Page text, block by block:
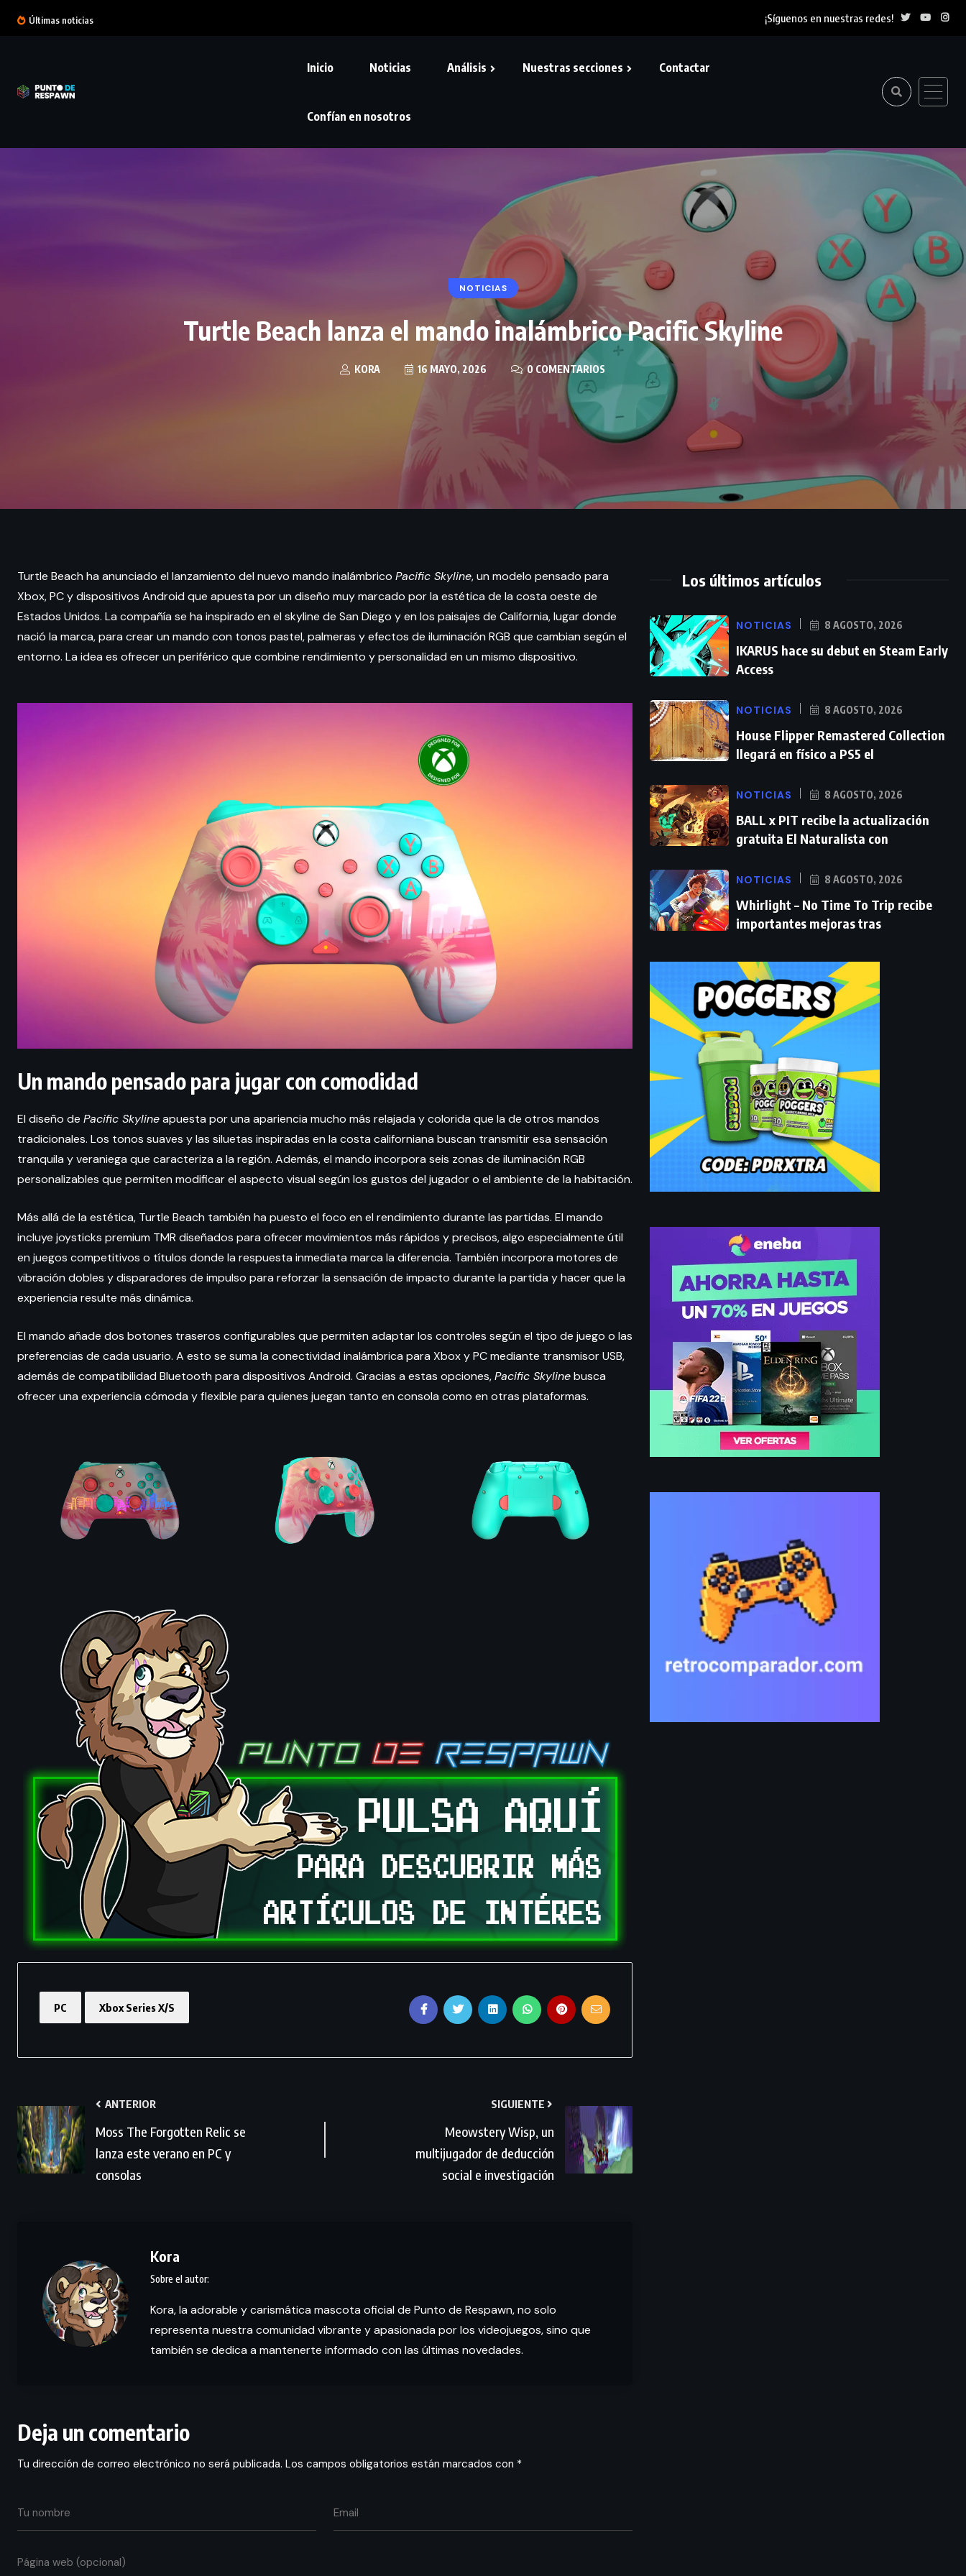
Últimas noticias ¡Síguenos en nuestras redes!
Inicio Noticias Análisis Nuestras secciones Contactar
Confían en nosotros
NOTICIAS
Turtle Beach lanza el mando inalámbrico Pacific Skyline
KORA 16 MAYO, 2026 0 COMENTARIOS
Turtle Beach ha anunciado el lanzamiento del nuevo mando inalámbrico Pacific Skyline, un modelo pensado para
Xbox, PC y dispositivos Android que apuesta por un diseño muy marcado por la estética de la costa oeste de
Estados Unidos. La compañía se ha inspirado en el skyline de San Diego y en los paisajes de California, lugar donde
nació la marca, para crear un mando con tonos pastel, palmeras y efectos de iluminación RGB que cambian según el
entorno. La idea es ofrecer un periférico que combine rendimiento y personalidad en un mismo dispositivo.
Un mando pensado para jugar con comodidad
El diseño de Pacific Skylineapuesta por una apariencia mucho más relajada y colorida que la de otros mandos
tradicionales. Los tonos suaves y las siluetas inspiradas en la costa californiana buscan transmitir esa sensación
tranquila y veraniega que caracteriza a la región. Además, el mando incorpora seis zonas de iluminación RGB
personalizables que permiten modificar el aspecto visual según los gustos del jugador o el ambiente de la habitación.
Más allá de la estética, Turtle Beach también ha puesto el foco en el rendimiento durante las partidas. El mando
incluye joysticks premium TMR diseñados para ofrecer movimientos más rápidos y precisos, algo especialmente útil
en juegos competitivos o títulos donde la respuesta inmediata marca la diferencia. También incorpora motores de
vibración dobles y disparadores de impulso para reforzar la sensación de impacto durante la partida y hacer que la
experiencia resulte más dinámica.
El mando añade dos botones traseros configurables que permiten adaptar los controles según el tipo de juego o las
preferencias de cada usuario. A esto se suma la conectividad inalámbrica para Xbox y PC mediante transmisor USB,
además de compatibilidad Bluetooth para dispositivos Android. Gracias a estas opciones,Pacific Skylinebusca
ofrecer una experiencia cómoda y flexible para quienes juegan tanto en consola como en otras plataformas.
PC Xbox Series X/S
ANTERIOR
Moss The Forgotten Relic se
lanza este verano en PC y
consolas
SIGUIENTE
Meowstery Wisp, un
multijugador de deducción
social e investigación
Kora
Kora, la adorable y carismática mascota oficial de Punto de Respawn, no solo
representa nuestra comunidad vibrante y apasionada por los videojuegos, sino que
también se dedica a mantenerte informado con las últimas novedades.
Deja un comentario
Tu dirección de correo electrónico no será publicada. Los campos obligatorios están marcados con *
Los últimos artículos
NOTICIAS 8 AGOSTO, 2026
IKARUS hace su debut en Steam Early
Access
NOTICIAS 8 AGOSTO, 2026
House Flipper Remastered Collection
llegará en físico a PS5 el
NOTICIAS 8 AGOSTO, 2026
BALL x PIT recibe la actualización
gratuita El Naturalista con
NOTICIAS 8 AGOSTO, 2026
Whirlight – No Time To Trip recibe
importantes mejoras tras